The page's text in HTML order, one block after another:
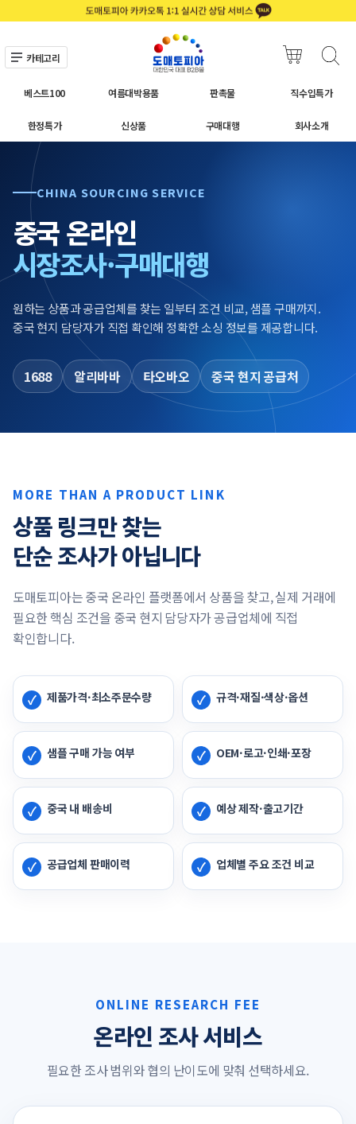
카테고리
베스트100 여름대박용품 판촉물 직수입특가
한정특가 신상품 구매대행 회사소개
CHINA SOURCING SERVICE
중국 온라인
시장조사·구매대행
원하는 상품과 공급업체를 찾는 일부터 조건 비교, 샘플 구매까지.
중국 현지 담당자가 직접 확인해 정확한 소싱 정보를 제공합니다.
1688 알리바바 타오바오 중국 현지 공급처
MORE THAN A PRODUCT LINK
상품 링크만 찾는
단순 조사가 아닙니다
도매토피아는 중국 온라인 플랫폼에서 상품을 찾고, 실제 거래에
필요한 핵심 조건을 중국 현지 담당자가 공급업체에 직접
확인합니다.
제품가격·최소주문수량 규격·재질·색상·옵션
샘플 구매 가능 여부 OEM·로고·인쇄·포장
중국 내 배송비 예상 제작·출고기간
공급업체 판매이력 업체별 주요 조건 비교
ONLINE RESEARCH FEE
온라인 조사 서비스
필요한 조사 범위와 협의 난이도에 맞춰 선택하세요.